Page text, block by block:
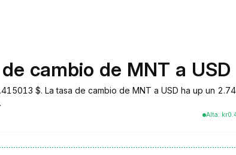
cambio de MNT a USD
$. La tasa de cambio de MNT a USD ha up un
Alta: kr